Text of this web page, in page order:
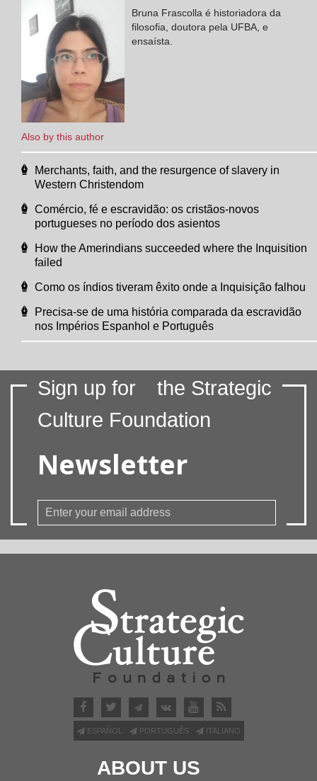
Also by this author
Bruna Frascolla é historiadora da
filosofia, doutora pela UFBA, e
ensaísta.
Merchants, faith, and the resurgence of slavery in
Western Christendom
Comércio, fé e escravidão: os cristãos-novos
portugueses no período dos asientos
How the Amerindians succeeded where the Inquisition
failed
Como os índios tiveram êxito onde a Inquisição falhou
Precisa-se de uma história comparada da escravidão
nos Impérios Espanhol e Português
Sign up for
the Strategic
Culture Foundation
Newsletter
ESPAÑOL PORTUGUÊS ITALIANO
ABOUT US